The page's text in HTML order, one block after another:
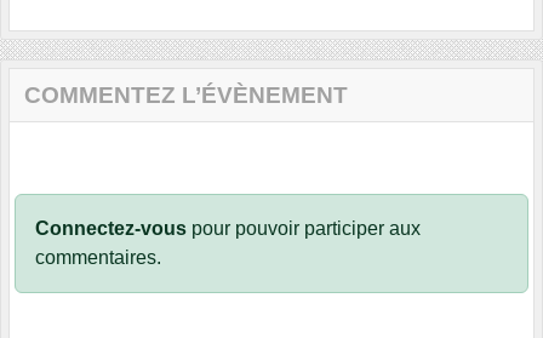
COMMENTEZ L’ÉVÈNEMENT
Connectez-vous pour pouvoir participer aux
commentaires.